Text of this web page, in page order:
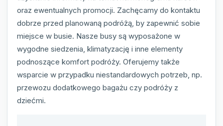
oraz ewentualnych promocji. Zachęcamy do kontaktu
dobrze przed planowaną podróżą, by zapewnić sobie
miejsce w busie. Nasze busy są wyposażone w
wygodne siedzenia, klimatyzację i inne elementy
podnoszące komfort podróży. Oferujemy także
wsparcie w przypadku niestandardowych potrzeb, np.
przewozu dodatkowego bagażu czy podróży z
dziećmi.